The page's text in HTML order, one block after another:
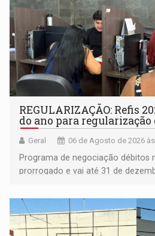
REGULARIZAÇÃO: Refis
do ano para regularização
Geral 06 de Agosto de 2026
Programa de negociação débitos
prorrogado e vai até 31 de